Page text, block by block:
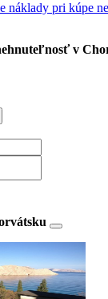
náklady pri kúpe
v